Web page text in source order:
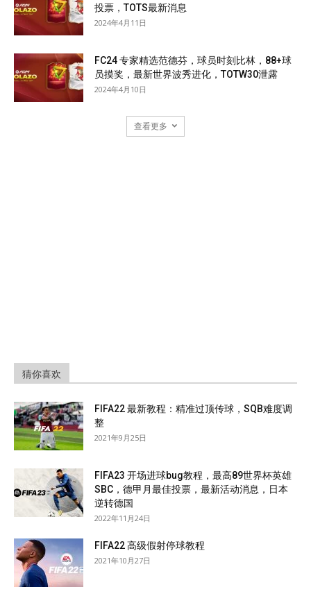
投票，TOTS最新消息
2024年4月11日
FC24 专家精选范德芬，球员时刻比林，88+球
员摸奖，最新世界波秀进化，TOTW30泄露
2024年4月10日
查看更多
猜你喜欢
FIFA22 最新教程：精准过顶传球，SQB难度调
整
2021年9月25日
FIFA23 开场进球bug教程，最高89世界杯英雄
SBC，德甲月最佳投票，最新活动消息，日本
逆转德国
2022年11月24日
FIFA22 高级假射停球教程
2021年10月27日